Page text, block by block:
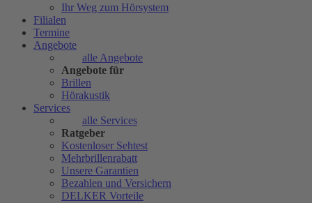
Ihr Weg zum Hörsystem
Filialen
Termine
Angebote
alle Angebote
Angebote für
Brillen
Hörakustik
Services
alle Services
Ratgeber
Kostenloser Sehtest
Mehrbrillenrabatt
Unsere Garantien
Bezahlen und Versichern
DELKER Vorteile